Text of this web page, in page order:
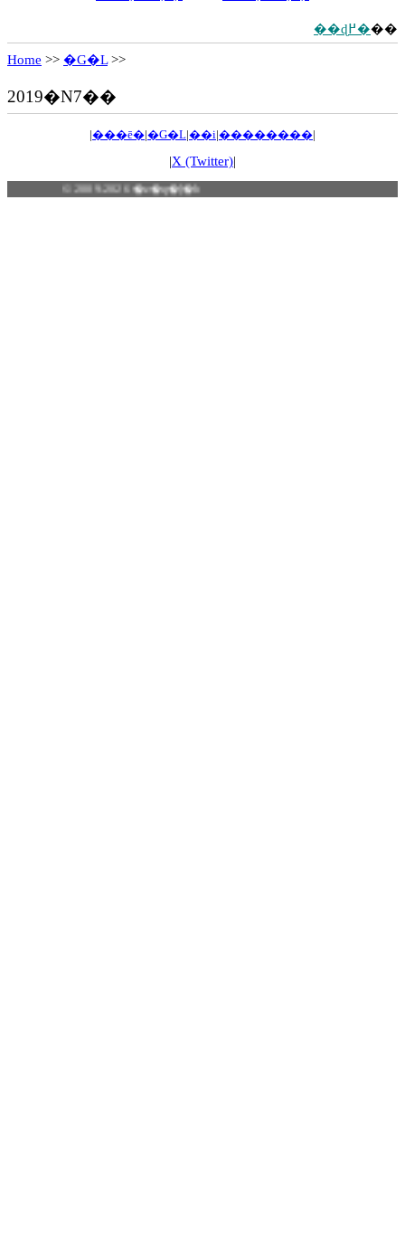
��ɖ߂���
Home >> �G�L>>
2019�N7��
|���ē�|�G�L|��i|��������|
|X (Twitter)|
© 2009-2026 �z�q�[�b